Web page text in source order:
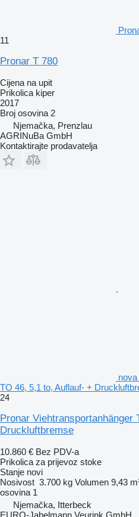
11
Pronar T 780
Cijena na upit
Prikolica kiper
2017
Broj osovina 2
Njemačka, Prenzlau
AGRINuBa GmbH
Kontaktirajte prodavatelja
TO 46, 5,1 to, Auflauf- +
24
Pronar Viehtransportanhänger
Druckluftbremse
10.860 € Bez PDV-a
Prikolica za prijevoz stoke
Stanje novi
Nosivost 3.700 kg Volumen 9,43
osovina 1
Njemačka, Itterbeck
EURO-Jabelmann Veurink GmbH